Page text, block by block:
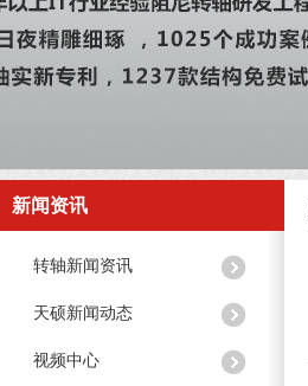
新闻资讯
转轴新闻资讯
天硕新闻动态
视频中心